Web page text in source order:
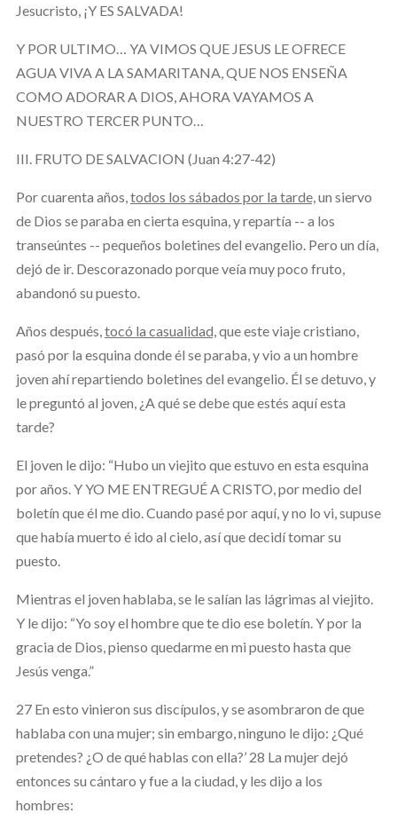
Jesucristo, ¡Y ES SALVADA!
Y POR ULTIMO… YA VIMOS QUE JESUS LE OFRECE
AGUA VIVA A LA SAMARITANA, QUE NOS ENSEÑA
COMO ADORAR A DIOS, AHORA VAYAMOS A
NUESTRO TERCER PUNTO…
III. FRUTO DE SALVACION (Juan 4:27-42)
Por cuarenta años,todos los sábados por la tarde,un siervo
de Dios se paraba en cierta esquina, y repartía -- a los
transeúntes -- pequeños boletines del evangelio. Pero un día,
dejó de ir. Descorazonado porque veía muy poco fruto,
abandonó su puesto.
Años después,tocó la casualidad,que este viaje cristiano,
pasó por la esquina donde él se paraba, y vio a un hombre
joven ahí repartiendo boletines del evangelio. Él se detuvo, y
le preguntó al joven, ¿A qué se debe que estés aquí esta
tarde?
El joven le dijo: “Hubo un viejito que estuvo en esta esquina
por años. Y YO ME ENTREGUÉ A CRISTO, por medio del
boletín que él me dio. Cuando pasé por aquí, y no lo vi, supuse
que había muerto é ido al cielo, así que decidí tomar su
puesto.
Mientras el joven hablaba, se le salían las lágrimas al viejito.
Y le dijo: “Yo soy el hombre que te dio ese boletín. Y por la
gracia de Dios, pienso quedarme en mi puesto hasta que
Jesús venga.”
27 En esto vinieron sus discípulos, y se asombraron de que
hablaba con una mujer; sin embargo, ninguno le dijo: ¿Qué
pretendes? ¿O de qué hablas con ella?’ 28 La mujer dejó
entonces su cántaro y fue a la ciudad, y les dijo a los
hombres: